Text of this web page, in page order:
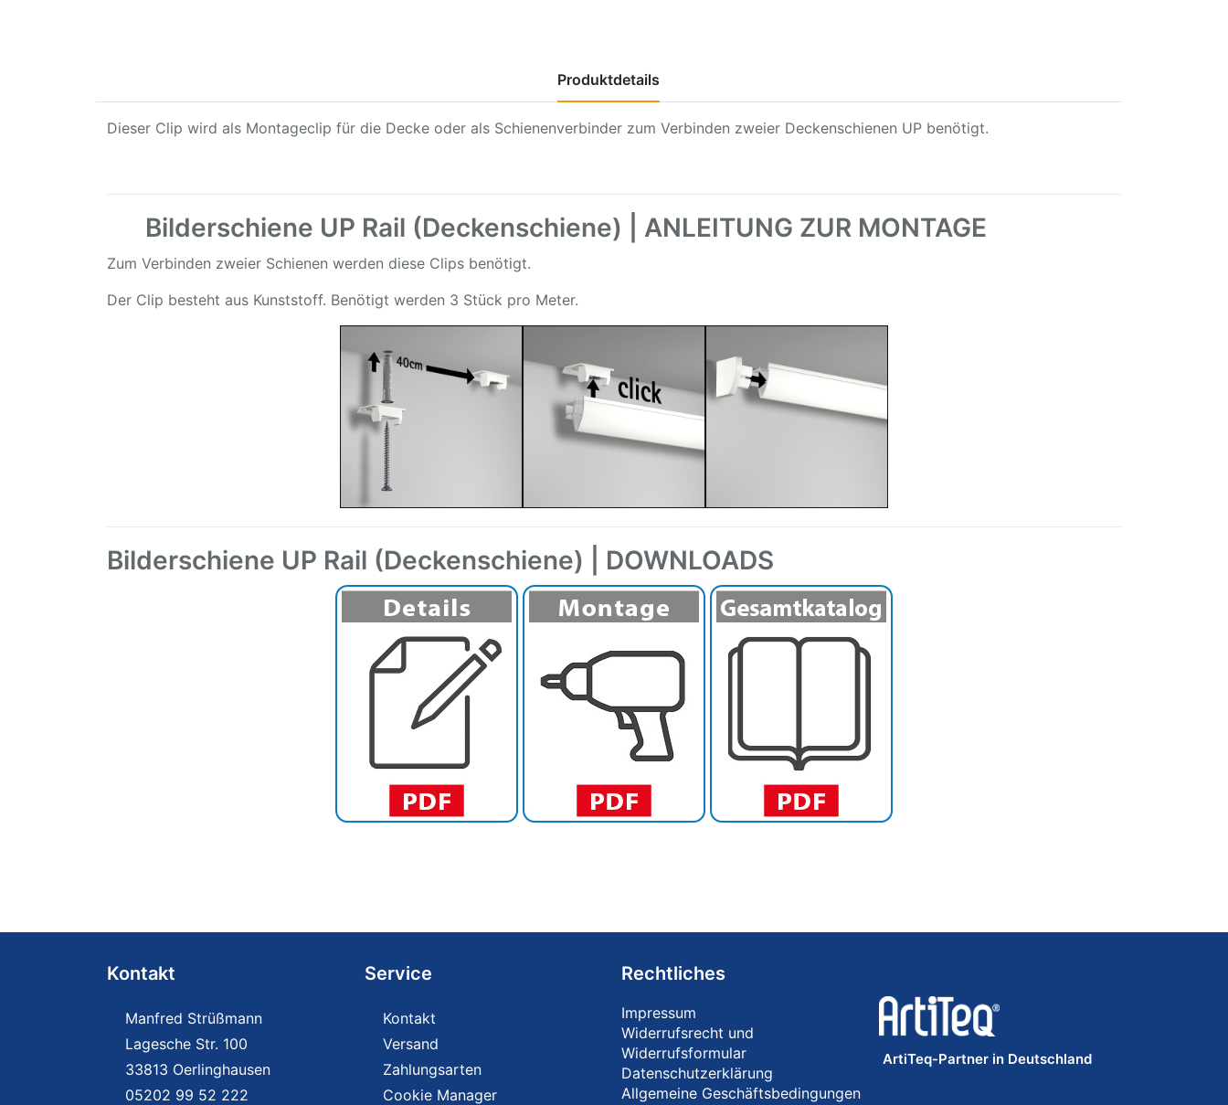
Produktdetails
Dieser Clip wird als Montageclip für die Decke oder als Schienenverbinder zum Verbinden zweier Deckenschienen UP benötigt.
Bilderschiene UP Rail (Deckenschiene) | ANLEITUNG ZUR MONTAGE
Zum Verbinden zweier Schienen werden diese Clips benötigt.
Der Clip besteht aus Kunststoff. Benötigt werden 3 Stück pro Meter.
Bilderschiene UP Rail (Deckenschiene) | DOWNLOADS
Kontakt
Manfred Strüßmann
Lagesche Str. 100
33813 Oerlinghausen
05202 99 52 222
Service
Kontakt
Versand
Zahlungsarten
Cookie Manager
Rechtliches
Impressum
Widerrufsrecht und
Widerrufsformular
Datenschutzerklärung
Allgemeine Geschäftsbedingungen
ArtiTeq-Partner in Deutschland